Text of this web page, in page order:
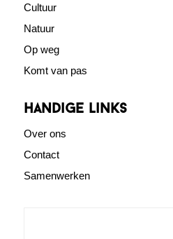
Cultuur
Natuur
Op weg
Komt van pas
Handige links
Over ons
Contact
Samenwerken